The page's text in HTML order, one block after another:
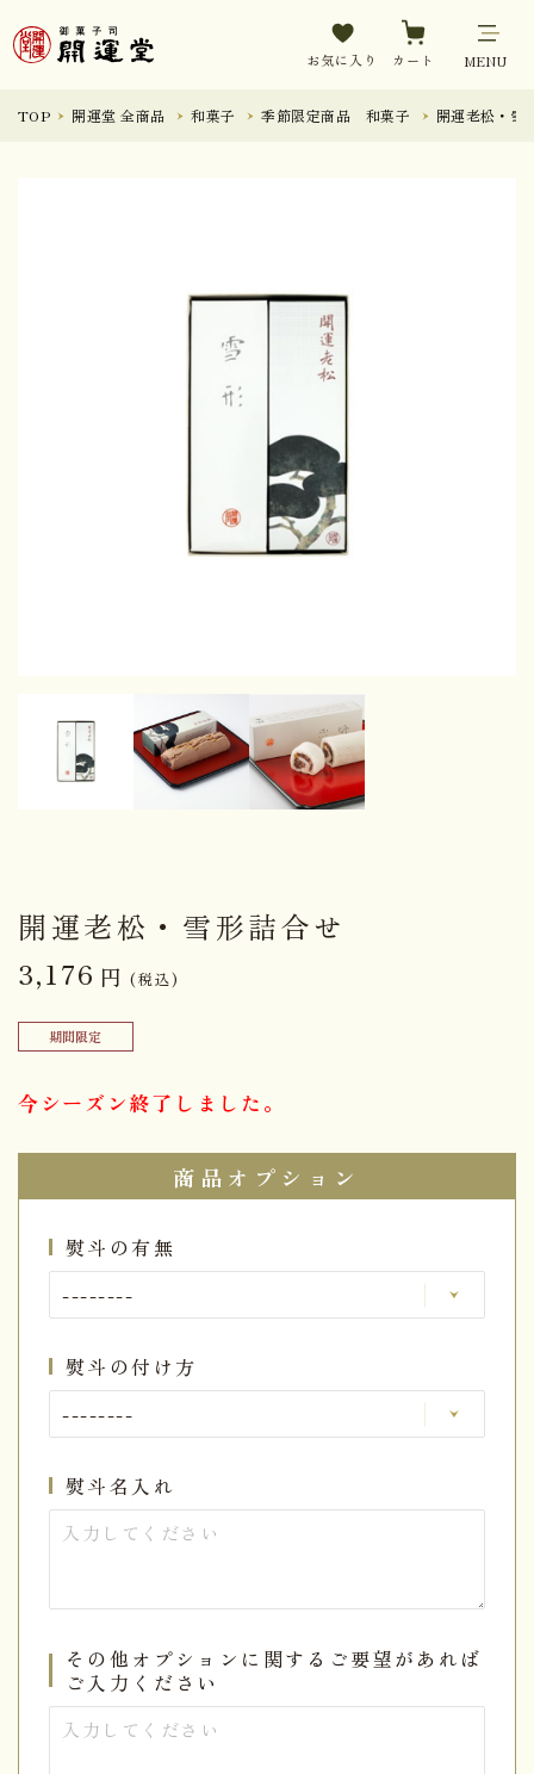
お気に入り カート MENU
TOP 開運堂 全商品 和菓子 季節限定商品 和菓子 開運老松・雪
開運老松・雪形詰合せ
3,176 円 (税込)
期間限定
今シーズン終了しました。
商品オプション
熨斗の有無
熨斗の付け方
熨斗名入れ
その他オプションに関するご要望があれば
ご入力ください